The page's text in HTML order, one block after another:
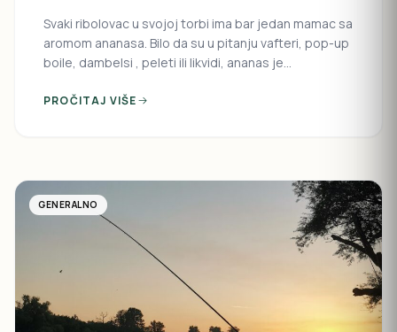
Svaki ribolovac u svojoj torbi ima bar jedan mamac sa
aromom ananasa. Bilo da su u pitanju vafteri, pop-up
boile, dambelsi , peleti ili likvidi, ananas je
aktivatora na svim vodama. Ko ne...
PROČITAJ VIŠE
GENERALNO